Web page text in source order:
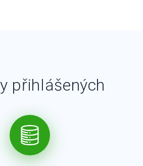
přihlášených